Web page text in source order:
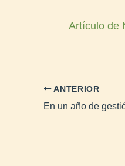
Artículo de
ANTERIOR